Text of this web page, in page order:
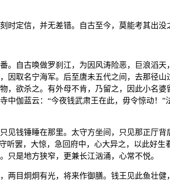
时定信，并无差错。自古至今，莫能考其出没
。自古唤做罗刹江，为因风涛险恶，巨浪滔
因取名宁海军。后至唐未五代之间，去那径
，欲杀之。有外母不肯，乃留之，因此小名
中伽蓝云：“今夜钱武肃王在此，毋令惊动
见钱锤睡在那里。太守方坐间，只见那正厅
听罢，大惊，急回府中，心大异之，以此好
只是地方狭窄，更兼长江汹涌，心常不悦。
两目炯炯有光，将来作御膳。钱王见此鱼壮